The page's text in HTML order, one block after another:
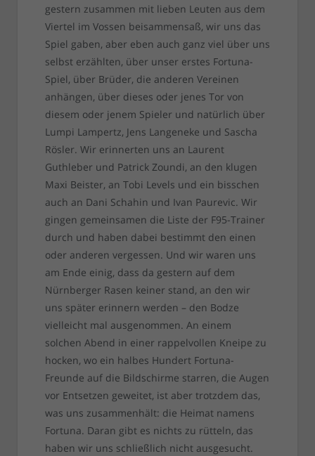
gestern zusammen mit lieben Leuten aus dem
Viertel im Vossen beisammensaß, wir uns das
Spiel gaben, aber eben auch ganz viel über uns
selbst erzählten, über unser erstes Fortuna-
Spiel, über Brüder, die anderen Vereinen
anhängen, über dieses oder jenes Tor von
diesem oder jenem Spieler und natürlich über
Lumpi Lampertz, Jens Langeneke und Sascha
Rösler. Wir erinnerten uns an Laurent
Guthleber und Patrick Zoundi, an den klugen
Maxi Beister, an Tobi Levels und ein bisschen
auch an Dani Schahin und Ivan Paurevic. Wir
gingen gemeinsamen die Liste der F95-Trainer
durch und haben dabei bestimmt den einen
oder anderen vergessen. Und wir waren uns
am Ende einig, dass da gestern auf dem
Nürnberger Rasen keiner stand, an den wir
uns später erinnern werden – den Bodze
vielleicht mal ausgenommen. An einem
solchen Abend in einer rappelvollen Kneipe zu
hocken, wo ein halbes Hundert Fortuna-
Freunde auf die Bildschirme starren, die Augen
vor Entsetzen geweitet, ist aber trotzdem das,
was uns zusammenhält: die Heimat namens
Fortuna. Daran gibt es nichts zu rütteln, das
haben wir uns schließlich nicht ausgesucht.